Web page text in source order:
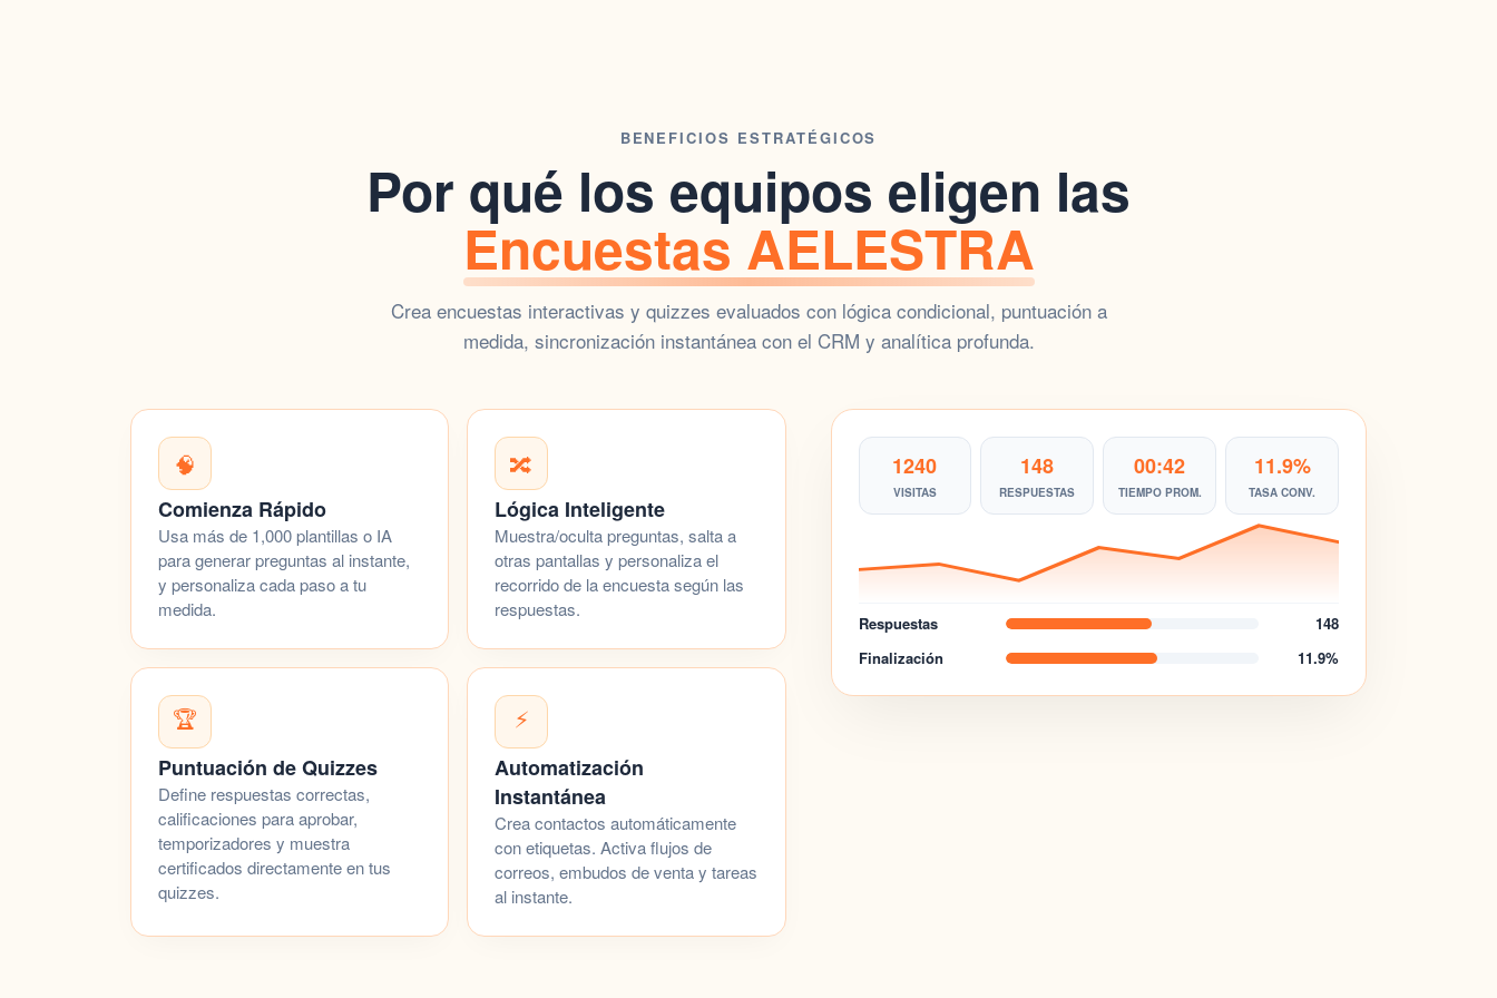
BENEFICIOS ESTRATÉGICOS
Por qué los equipos eligen las
Encuestas AELESTRA
Crea encuestas interactivas y quizzes evaluados con lógica condicional, puntuación a
medida, sincronización instantánea con el CRM y analítica profunda.
🧠
Comienza Rápido
Usa más de 1,000 plantillas o IA
para generar preguntas al instante,
y personaliza cada paso a tu
medida.
🔀
Lógica Inteligente
Muestra/oculta preguntas, salta a
otras pantallas y personaliza el
recorrido de laencuestasegún las
respuestas.
🏆
Puntuación de Quizzes
Define respuestas correctas,
calificaciones para aprobar,
temporizadores y muestra
certificados directamente en tus
quizzes.
⚡
Automatización
Instantánea
Crea contactos automáticamente
con etiquetas. Activaflujos de
correos, embudos de venta y tareas
al instante.
1240
VISITAS
148
RESPUESTAS
00:42
TIEMPO PROM.
11.9%
TASA CONV.
Respuestas
148
Finalización
11.9%